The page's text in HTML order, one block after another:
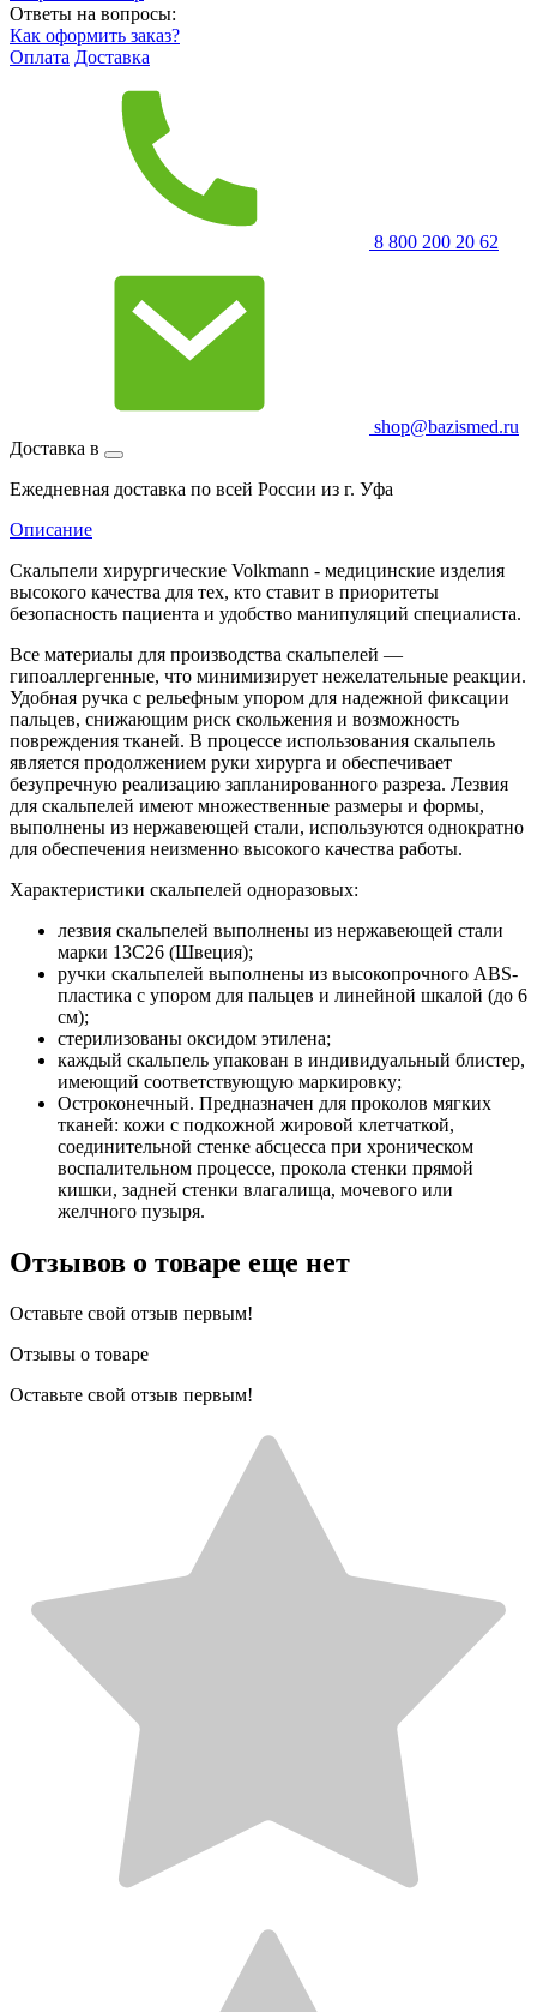
Ответы на вопросы:
Как оформить заказ?
Оплата Доставка
8 800 200 20 62
shop@bazismed.ru
Доставка в
Ежедневная доставка по всей России из г. Уфа
Описание
Скальпели хирургические Volkmann - медицинские изделия
высокого качества для тех, кто ставит в приоритеты
безопасность пациента и удобство манипуляций специалиста.
Все материалы для производства скальпелей —
гипоаллергенные, что минимизирует нежелательные реакции.
Удобная ручка с рельефным упором для надежной фиксации
пальцев, снижающим риск скольжения и возможность
повреждения тканей. В процессе использования скальпель
является продолжением руки хирурга и обеспечивает
безупречную реализацию запланированного разреза. Лезвия
для скальпелей имеют множественные размеры и формы,
выполнены из нержавеющей стали, используются однократно
для обеспечения неизменно высокого качества работы.
Характеристики скальпелей одноразовых:
лезвия скальпелей выполнены из нержавеющей стали
марки 13С26 (Швеция);
ручки скальпелей выполнены из высокопрочного ABS-
пластика с упором для пальцев и линейной шкалой (до 6
см);
стерилизованы оксидом этилена;
каждый скальпель упакован в индивидуальный блистер,
имеющий соответствующую маркировку;
Остроконечный. Предназначен для проколов мягких
тканей: кожи с подкожной жировой клетчаткой,
соединительной стенке абсцесса при хроническом
воспалительном процессе, прокола стенки прямой
кишки, задней стенки влагалища, мочевого или
желчного пузыря.
Отзывов о товаре еще нет
Оставьте свой отзыв первым!
Отзывы о товаре
Оставьте свой отзыв первым!